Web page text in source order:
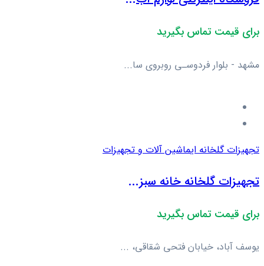
برای قیمت تماس بگیرید
مشهد - بلوار فردوسـی روبروی سا...
تجهیزات گلخانه ایماشین آلات و تجهیزات
تجهیزات گلخانه خانه سبز...
برای قیمت تماس بگیرید
یوسف آباد، خیابان فتحی شقاقی، ...